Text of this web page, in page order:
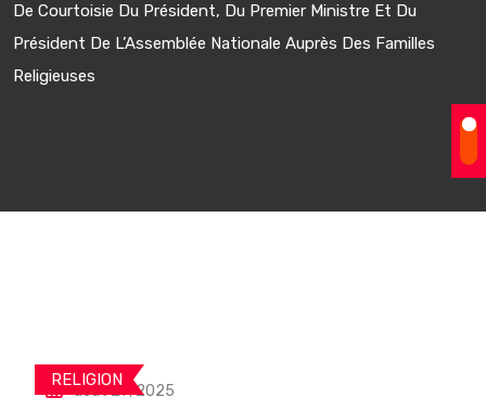
De Courtoisie Du Président, Du Premier Ministre Et Du
Président De L’Assemblée Nationale Auprès Des Familles
Religieuses
RELIGION
août 29, 2025